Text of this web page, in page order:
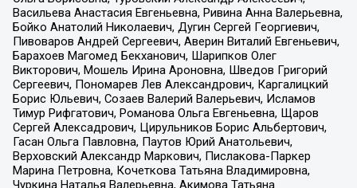
Васильева Анастасия Евгеньевна, Ривина Анна Валерьевна,
Бойко Анатолий Николаевич, Дугин Сергей Георгиевич,
Пивоваров Андрей Сергеевич, Аверин Виталий Евгеньевич,
Барахоев Магомед Бекханович, Шарипков Олег
Викторович, Мошель Ирина Ароновна, Шведов Григорий
Сергеевич, Пономарев Лев Александрович, Каргалицкий
Борис Юльевич, Созаев Валерий Валерьевич, Исламов
Тимур Рифгатович, Романова Ольга Евгеньевна, Щаров
Сергей Алексадрович, Цирульников Борис Альбертович,
Гасан Ольга Павловна, Паутов Юрий Анатольевич,
Верховский Александр Маркович, Пислакова-Паркер
Марина Петровна, Кочеткова Татьяна Владимировна,